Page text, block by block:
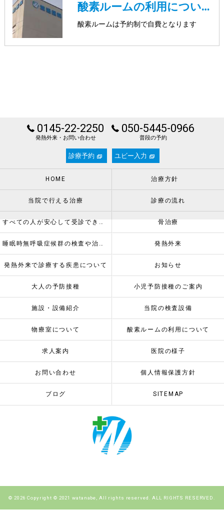
酸素ルームの利用について
酸素ルームは予約制で自費となります
0145-22-2250
発熱外来・お問い合わせ
050-5445-0966
普段の予約
診療予約 ユビー入力
HOME 治療方針
当院で行える治療 診療の流れ
すべての人が安心して受診できるように 骨治療
睡眠時無呼吸症候群の検査や治療について 発熱外来
発熱外来で診療する疾患について お知らせ
大人の予防接種 小児予防接種のご案内
施設・設備紹介 当院の検査設備
物療室について 酸素ルームの利用について
求人案内 医院の様子
お問い合わせ 個人情報保護方針
ブログ SITEMAP
© 2026 Copyright © 2021 watanabe, All rights reserved. ALL RIGHTS RESERVED.